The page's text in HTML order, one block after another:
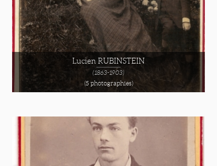
Lucien RUBINSTEIN
(1863-1903)
(5 photographies)